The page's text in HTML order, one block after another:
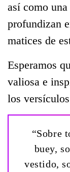
así como
profundizan
matices de
Esperamos
valiosa e
los
“Sobre
buey,
vestido,